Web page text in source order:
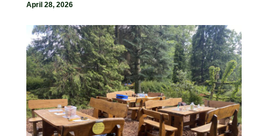
April 28, 2026